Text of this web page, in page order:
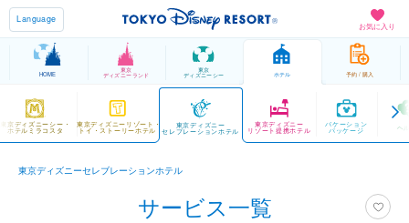
お気に入り
Language
HOME
東京
ディズニーランド
東京
ディズニーシー ホテル 予約 / 購入
東京ディズニーシー・
ホテルミラコスタ
東京ディズニーリゾート・
トイ・ストーリーホテル
東京ディズニー
セレブレーションホテル
東京ディズニー
リゾート提携ホテル
バケーション
パッケージ ヘ
東京ディズニーセレブレーションホテル
サービス一覧